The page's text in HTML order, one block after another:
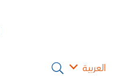
العربية